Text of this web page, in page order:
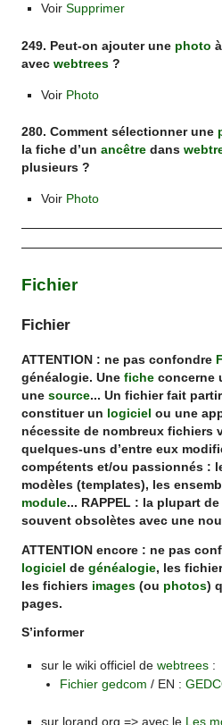
Voir Supprimer
249. Peut-on ajouter une photo
avecwebtrees ?
Voir Photo
280. Comment sélectionner une
la fiche d’unancêtre dans
plusieurs ?
Voir Photo
Fichier
Fichier
ATTENTION : ne pas confondre
généalogie. Unefiche concerne
unesource... Un fichier fait
constituer un logiciel ou une
nécessite de nombreux fichiers
quelques-uns d’entre eux
compétents et/ou passionnés :
modèles (templates), les
module... RAPPEL : la plupart
souvent obsolètes avec une
ATTENTION encore : ne pas
logiciel degénéalogie, les
les fichiers images (ou photos)
pages.
S’informer
sur le wiki officiel de webtrees:
Fichier gedcom / EN :
sur lorand.org => avec le Les